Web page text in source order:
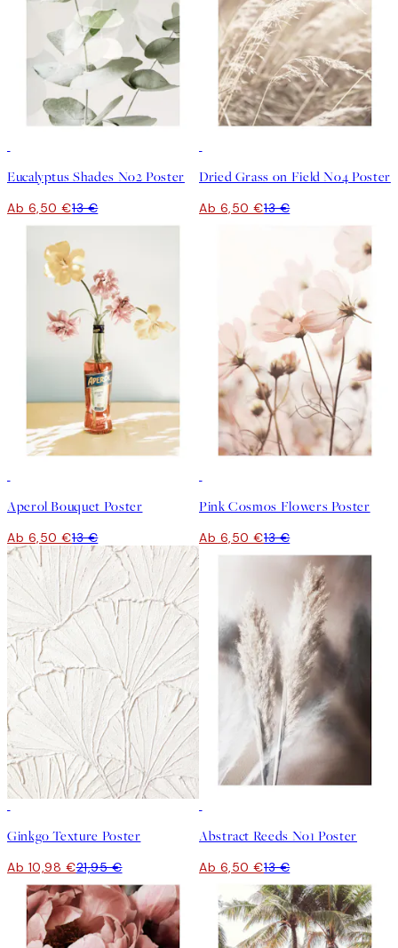
Eucalyptus Shades No2 Poster
Ab 6,50 €13 €
Dried Grass on Field No4 Poster
Ab 6,50 €13 €
Aperol Bouquet Poster
Ab 6,50 €13 €
Pink Cosmos Flowers Poster
Ab 6,50 €13 €
Ginkgo Texture Poster
Ab 10,98 €21,95 €
Abstract Reeds No1 Poster
Ab 6,50 €13 €